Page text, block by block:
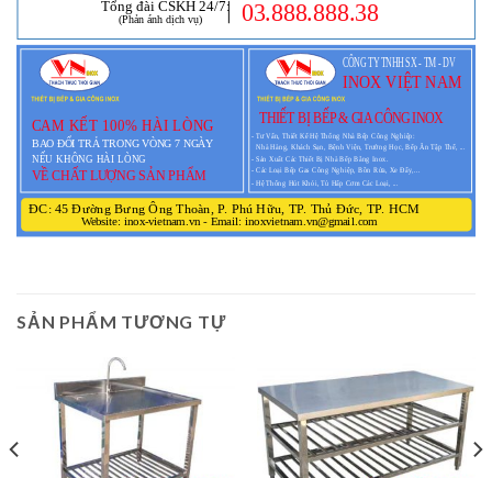
SẢN PHẨM TƯƠNG TỰ